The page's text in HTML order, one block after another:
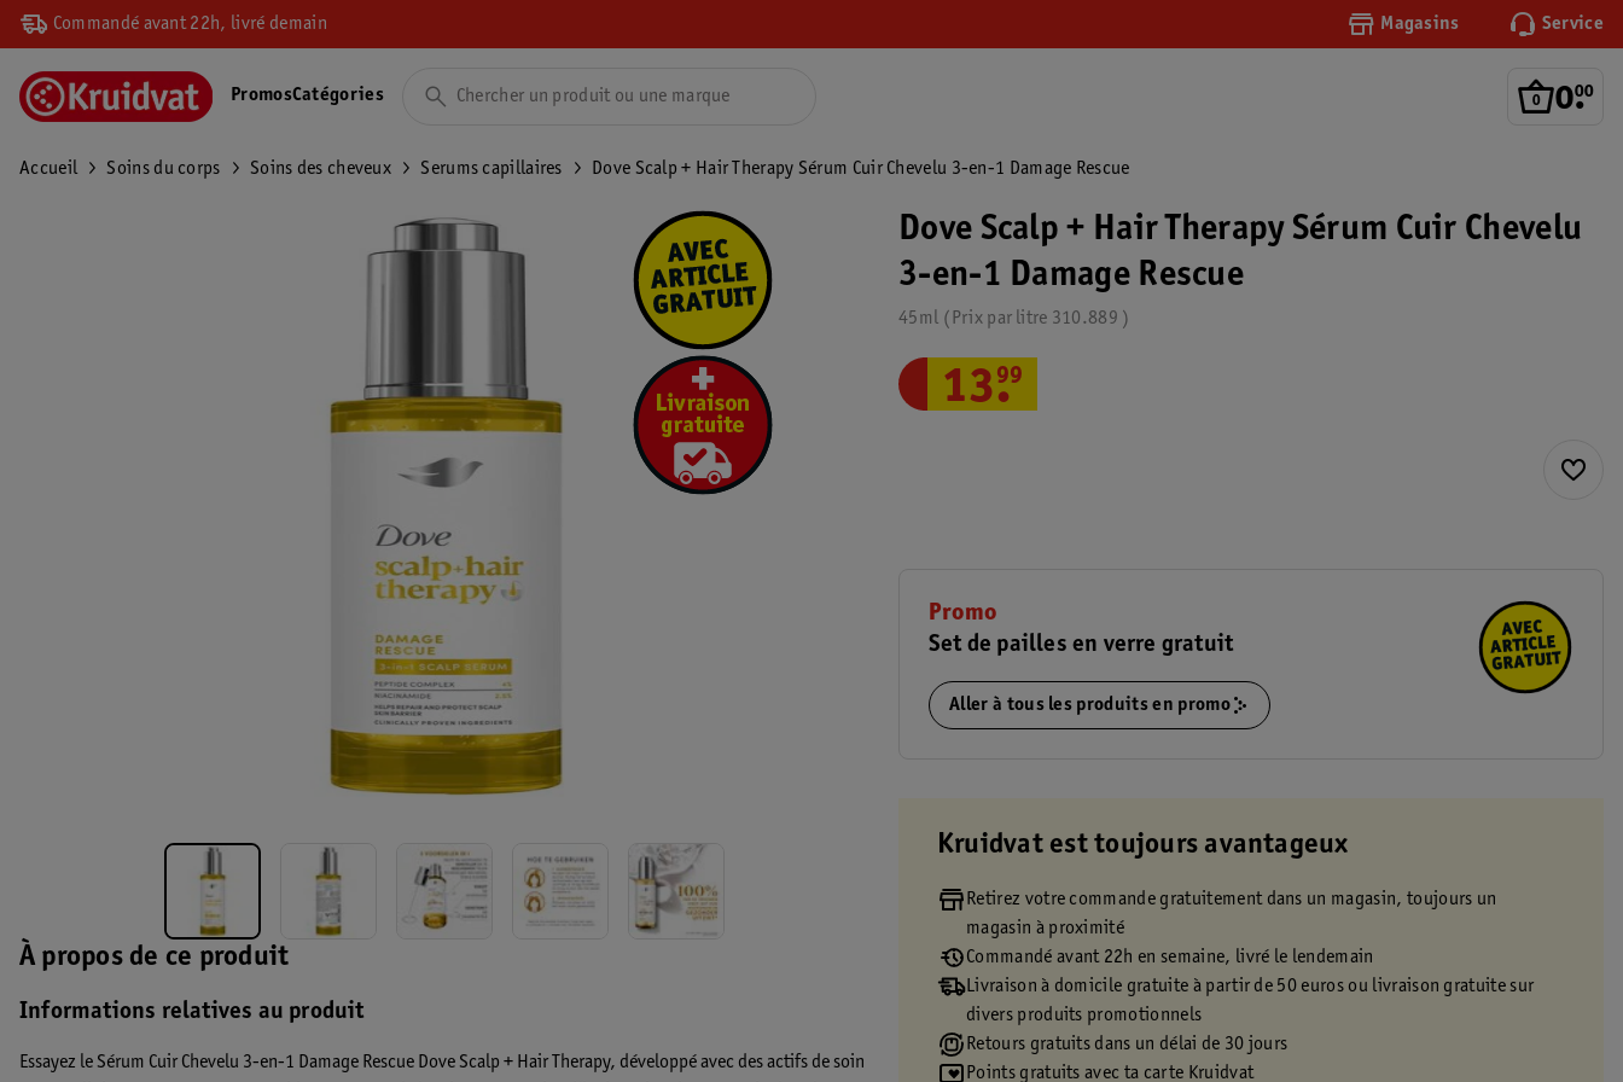
Commandé avant 22h, livré demain Magasins Service
0.
00
PromosCatégories
Accueil Soins du corps Soins des cheveux Serums capillaires Dove Scalp + Hair Therapy Sérum Cuir Chevelu 3-en-1 Damage Rescue
À propos de ce produit
Informations relatives au produit
Essayez le Sérum Cuir Chevelu 3-en-1 Damage Rescue Dove Scalp + Hair Therapy, développé avec des actifs de soin
Dove Scalp + Hair Therapy Sérum Cuir Chevelu
3-en-1 Damage Rescue
45ml 310.889
Prix par litre
13.
99
Promo
Set de pailles en verre gratuit
Aller à tous les produits en promo
Kruidvat est toujours avantageux
Retirez votre commande gratuitement dans un magasin, toujours un
magasin à proximité
Commandé avant 22h en semaine, livré le lendemain
Livraison à domicile gratuite à partir de 50 euros ou livraison gratuite sur
divers produits promotionnels
Retours gratuits dans un délai de 30 jours
Points gratuits avec ta carte Kruidvat